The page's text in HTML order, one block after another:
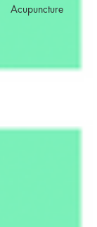
Acupuncture